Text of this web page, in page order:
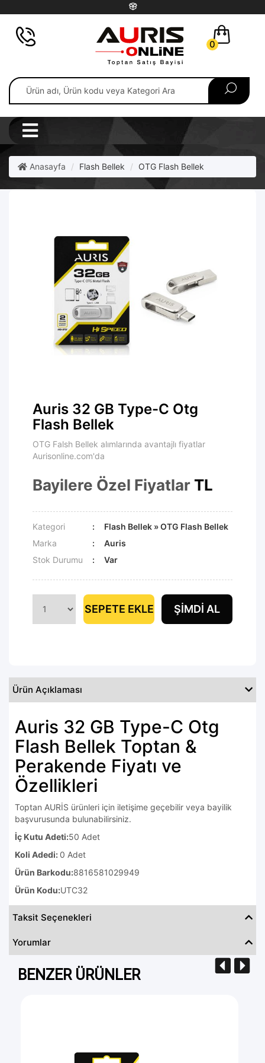
0
Anasayfa Flash Bellek OTG Flash Bellek
Auris 32 GB Type-C Otg
Flash Bellek
OTG Falsh Bellek alımlarında avantajlı fiyatlar
Aurisonline.com'da
Bayilere Özel Fiyatlar TL
Kategori Flash Bellek »OTG Flash Bellek
Marka
Auris
Stok Durumu
Var
SEPETE EKLE ŞIMDI AL
Ürün Açıklaması
Auris 32 GB Type-C Otg
Flash Bellek Toptan &
Perakende Fiyatı ve
Özellikleri
Toptan AURİS ürünleri için iletişime geçebilir veya bayilik
başvurusunda bulunabilirsiniz.
İç Kutu Adeti:50 Adet
Koli Adedi: 0 Adet
Ürün Barkodu:8816581029949
Ürün Kodu:UTC32
Taksit Seçenekleri
Yorumlar
BENZER ÜRÜNLER